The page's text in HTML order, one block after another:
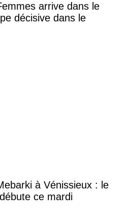
arrive dans le
décisive dans le
à Vénissieux : le
ce mardi